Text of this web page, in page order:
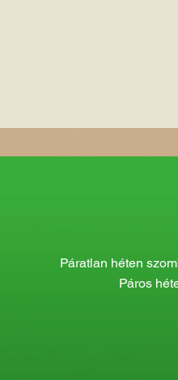
Páratlan héten
Páros